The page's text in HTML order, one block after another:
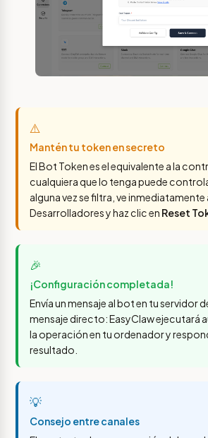
⚠️
Mantén tu token en secreto
El Bot Token es el equivalente a la
cualquiera que lo tenga puede
alguna vez se filtra, ve inmediatamente
Desarrolladores y haz clic en Reset
🎉
¡Configuración completada!
Envía un mensaje al bot en tu servidor
mensaje directo: EasyClaw ejecutará
la operación en tu ordenador y
resultado.
💡
Consejo entre canales